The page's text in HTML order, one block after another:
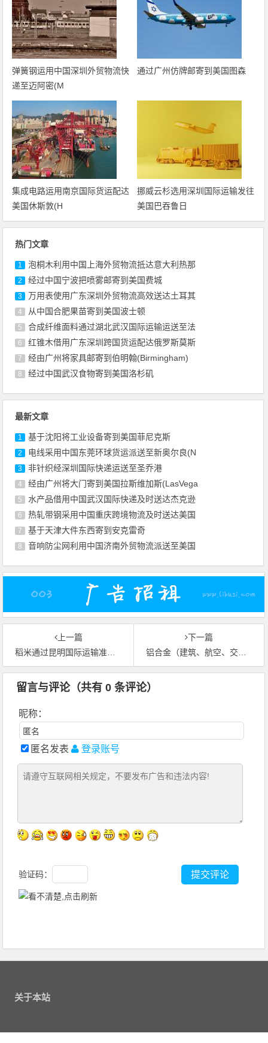
弹簧钢运用中国深圳外贸物流快
递至迈阿密(M
通过广州仿牌邮寄到美国图森
集成电路运用南京国际货运配达
美国休斯敦(H
挪威云杉选用深圳国际运输发往
美国巴吞鲁日
热门文章
1 泡桐木利用中国上海外贸物流抵达意大利热那
2 经过中国宁波把喷雾邮寄到美国费城
3 万用表使用广东深圳外贸物流高效送达土耳其
4 从中国合肥果苗寄到美国波士顿
5 合成纤维面料通过湖北武汉国际运输运送至法
6 红锥木借用广东深圳跨国货运配达俄罗斯莫斯
7 经由广州将家具邮寄到伯明翰(Birmingham)
8 经过中国武汉食物寄到美国洛杉矶
最新文章
1 基于沈阳将工业设备寄到美国菲尼克斯
2 电线采用中国东莞环球货运派送至新奥尔良(N
3 非针织经深圳国际快递运送至圣乔港
4 经由广州将大门寄到美国拉斯维加斯(LasVega
5 水产品借用中国武汉国际快递及时送达杰克逊
6 热轧带钢采用中国重庆跨境物流及时送达美国
7 基于天津大件东西寄到安克雷奇
8 音响防尘网利用中国济南外贸物流派送至美国
上一篇
稻米通过昆明国际运输准时送达马库斯胡克
下一篇
铝合金（建筑、航空、交通等用）借助香港国际快递运抵美国哥伦布(Columbus)
留言与评论（共有0 条评论）
昵称：
匿名发表 登录账号
验证码：
关于本站